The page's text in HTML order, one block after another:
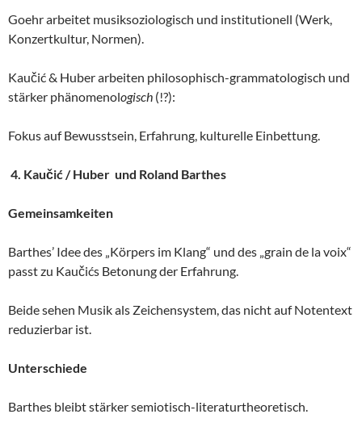
Goehr arbeitet musiksoziologisch und institutionell (Werk,
Konzertkultur, Normen).
Kaučić & Huber arbeiten philosophisch-grammatologisch und
stärker phänomenologisch (!?):
Fokus auf Bewusstsein, Erfahrung, kulturelle Einbettung.
4. Kaučić / Huber und Roland Barthes
Gemeinsamkeiten
Barthes’ Idee des „Körpers im Klang“ und des „grain de la voix“
passt zu Kaučićs Betonung der Erfahrung.
Beide sehen Musik als Zeichensystem, das nicht auf Notentext
reduzierbar ist.
Unterschiede
Barthes bleibt stärker semiotisch-literaturtheoretisch.